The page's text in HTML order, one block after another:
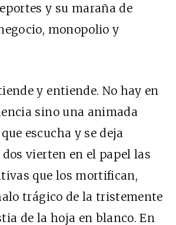
y su maraña de
monopolio y
y entiende. No hay en
sino una animada
escucha y se deja
dos vierten en el papel las
que los mortifican,
trágico de la tristemente
de la hoja en blanco. En